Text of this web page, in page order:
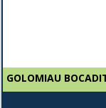
GOLOMIAU